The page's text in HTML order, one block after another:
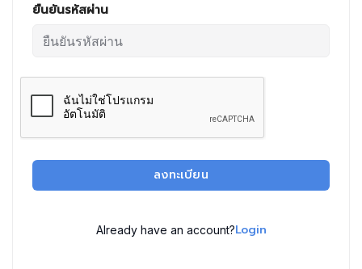
ยืนยันรหัสผ่าน
ลงทะเบียน
Already have an account?Login